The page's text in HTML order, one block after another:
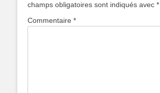
champs obligatoires sont indiqués avec *
Commentaire *